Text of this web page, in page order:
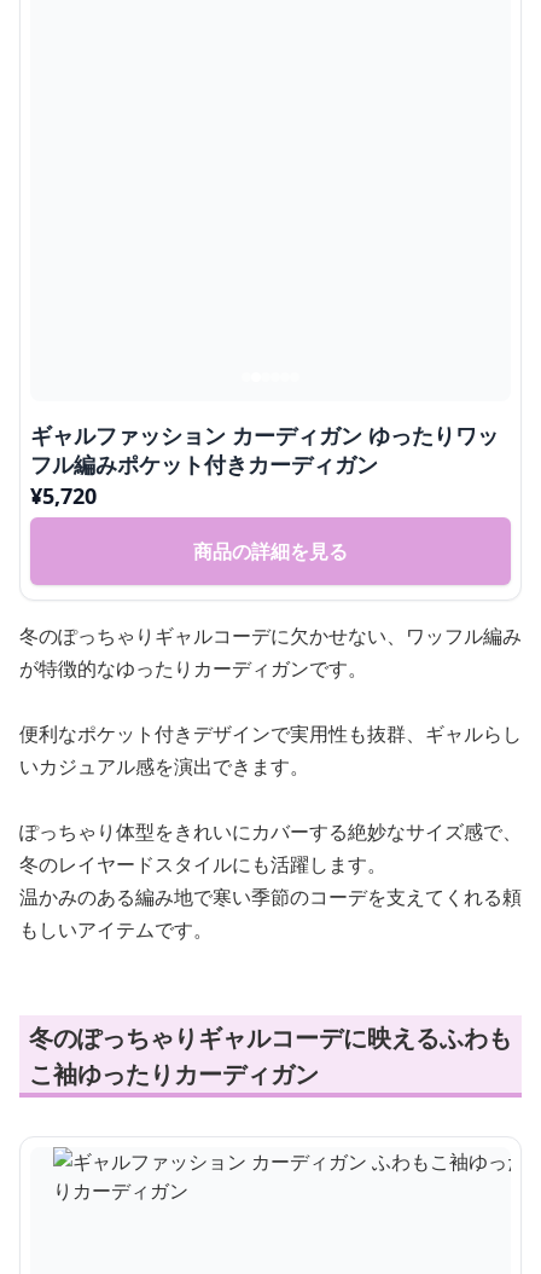
ギャルファッション カーディガン ゆったりワッ
フル編みポケット付きカーディガン
¥5,720
商品の詳細を見る
冬のぽっちゃりギャルコーデに欠かせない、ワッフル編み
が特徴的なゆったりカーディガンです。
便利なポケット付きデザインで実用性も抜群、ギャルらし
いカジュアル感を演出できます。
ぽっちゃり体型をきれいにカバーする絶妙なサイズ感で、
冬のレイヤードスタイルにも活躍します。
温かみのある編み地で寒い季節のコーデを支えてくれる頼
もしいアイテムです。
冬のぽっちゃりギャルコーデに映えるふわも
こ袖ゆったりカーディガン